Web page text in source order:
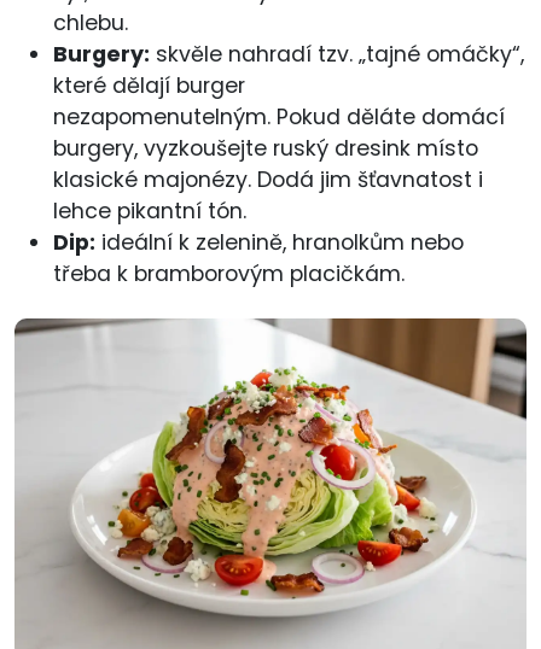
chlebu.
Burgery: skvěle nahradí tzv. „tajné omáčky“,
které dělají burger
nezapomenutelným. Pokud děláte domácí
burgery, vyzkoušejte ruský dresink místo
klasické majonézy. Dodá jim šťavnatost i
lehce pikantní tón.
Dip: ideální k zelenině, hranolkům nebo
třeba k bramborovým placičkám.